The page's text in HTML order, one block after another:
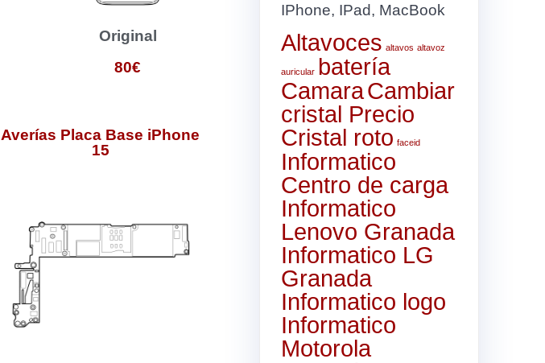
Original
80€
Averías Placa Base iPhone
15
IPhone, IPad, MacBook
Altavoces altavos altavoz
auricular batería
CamaraCambiar
cristal Precio
Cristal roto faceid
Informatico
Centro de carga
Informatico
Lenovo Granada
Informatico LG
Granada
Informatico logo
Informatico
Motorola